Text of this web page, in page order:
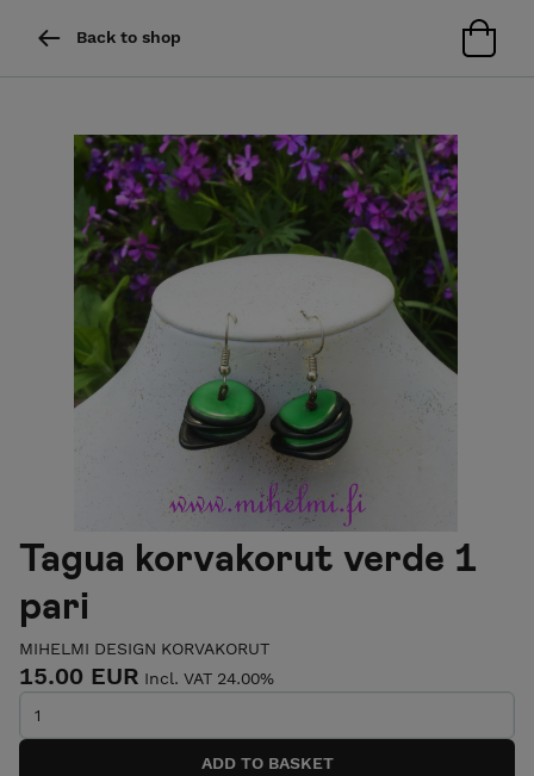
Back to shop
Tagua korvakorut verde 1
pari
MIHELMI DESIGN KORVAKORUT
15.00 EUR Incl. VAT 24.00%